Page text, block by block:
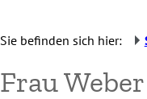
Sie befinden sich hier:
Frau Weber